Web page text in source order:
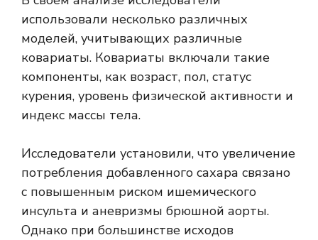
использовали несколько различных
моделей, учитывающих различные
ковариаты. Ковариаты включали такие
компоненты, как возраст, пол, статус
курения, уровень физической активности и
индекс массы тела.
Исследователи установили, что увеличение
потребления добавленного сахара связано
с повышенным риском ишемического
инсульта и аневризмы брюшной аорты.
Однако при большинстве исходов